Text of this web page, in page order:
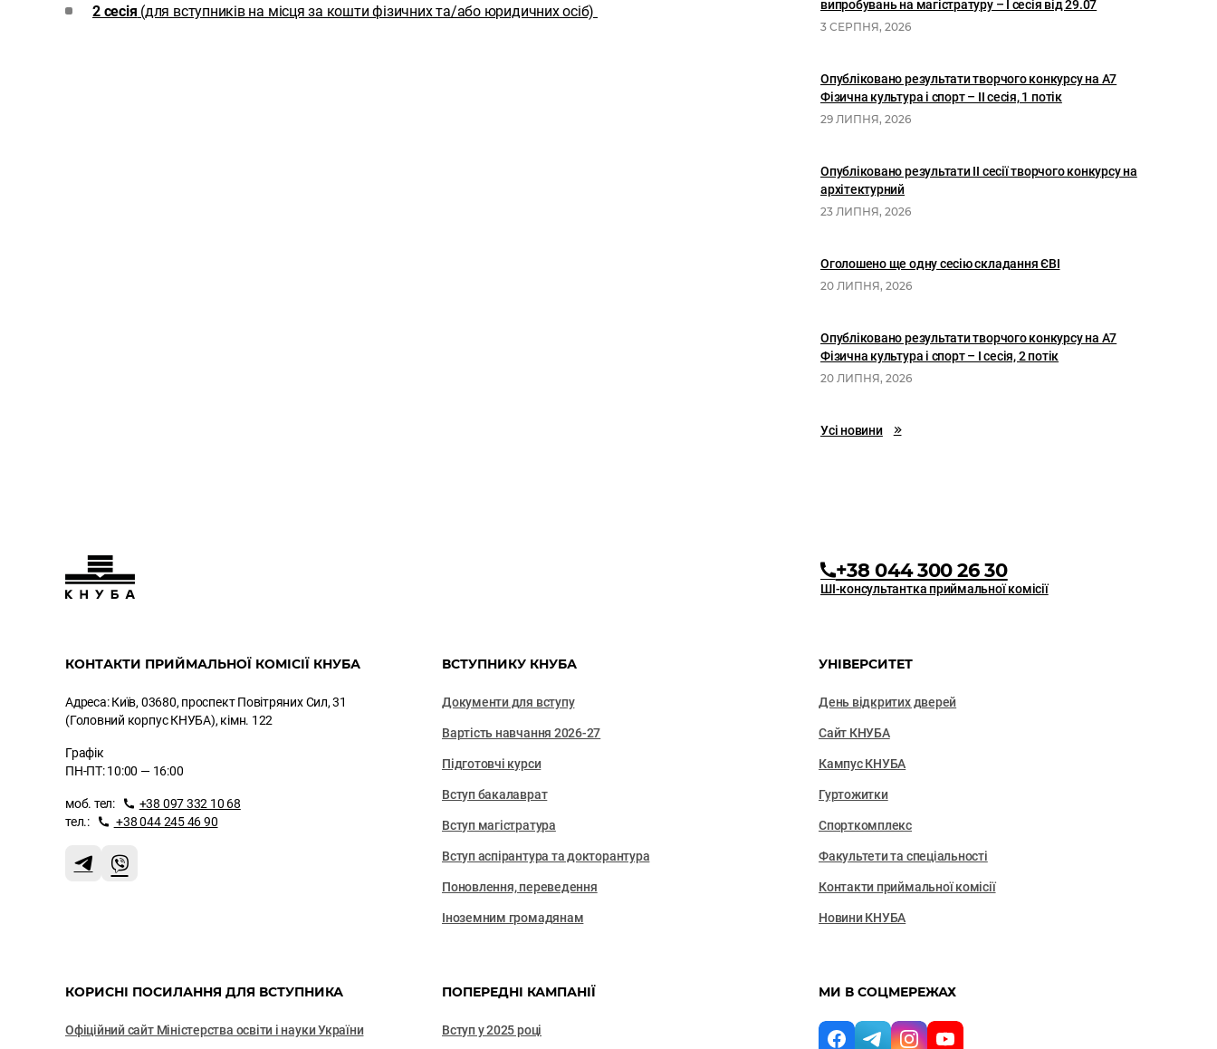
2 сесія (для вступників на місця за кошти фізичних та/або юридичних осіб)
випробувань на магістратуру – І сесія від 29.07
3 СЕРПНЯ, 2026
Опубліковано результати творчого конкурсу на А7
Фізична культура і спорт – ІІ сесія, 1 потік
29 ЛИПНЯ, 2026
Опубліковано результати II сесії творчого конкурсу на
архітектурний
23 ЛИПНЯ, 2026
Оголошено ще одну сесію складання ЄВІ
20 ЛИПНЯ, 2026
Опубліковано результати творчого конкурсу на А7
Фізична культура і спорт – І сесія, 2 потік
20 ЛИПНЯ, 2026
Усі новини
+38 044 300 26 30
ШІ-консультантка приймальної комісії
КОНТАКТИ ПРИЙМАЛЬНОЇ КОМІСІЇ КНУБА
Адреса: Київ, 03680, проспект Повітряних Сил, 31
(Головний корпус КНУБА), кімн. 122
Графік
ПН-ПТ: 10:00 — 16:00
моб. тел:
+38 097 332 10 68
тел.:
+38 044 245 46 90
ВСТУПНИКУ КНУБА
Документи для вступу
Вартість навчання 2026-27
Підготовчі курси
Вступ бакалаврат
Вступ магістратура
Вступ аспірантура та докторантура
Поновлення, переведення
Іноземним громадянам
УНІВЕРСИТЕТ
День відкритих дверей
Сайт КНУБА
Кампус КНУБА
Гуртожитки
Спорткомплекс
Факультети та cпеціальності
Контакти приймальної комісії
Новини КНУБА
КОРИСНІ ПОСИЛАННЯ ДЛЯ ВСТУПНИКА
Офіційний сайт Міністерства освіти і науки України
ПОПЕРЕДНІ КАМПАНІЇ
Вступ у 2025 році
МИ В СОЦМЕРЕЖАХ